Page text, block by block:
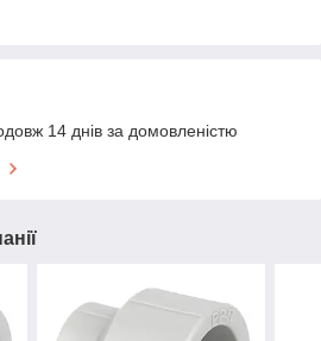
14 днів за домовленістю